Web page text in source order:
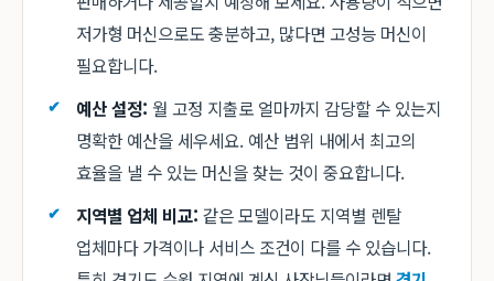
저가형 머신으로도 충분하고, 많다면 고성능 머신이
필요합니다.
예산 설정: 월 고정 지출로 얼마까지 감당할 수 있는지
명확한 예산을 세우세요. 예산 범위 내에서 최고의
효율을 낼 수 있는 머신을 찾는 것이 중요합니다.
지역별 업체 비교: 같은 모델이라도 지역별 렌탈
업체마다 가격이나 서비스 조건이 다를 수 있습니다.